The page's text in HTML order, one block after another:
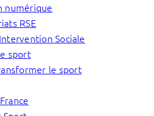
numérique
RSE
Sociale
sport
le sport